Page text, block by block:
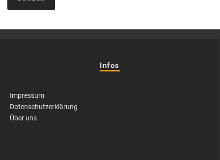
Infos
Impressum
Datenschutzerklärung
Über uns